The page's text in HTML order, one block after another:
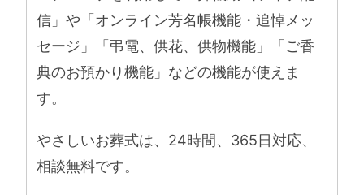
信」や「オンライン芳名帳機能・追悼メッ
セージ」「弔電、供花、供物機能」「ご香
典のお預かり機能」などの機能が使えま
す。
やさしいお葬式は、24時間、365日対応、
相談無料です。